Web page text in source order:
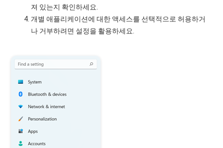
져 있는지 확인하세요.
개별 애플리케이션에 대한 액세스를 선택적으로 허용하거
나 거부하려면 설정을 활용하세요.